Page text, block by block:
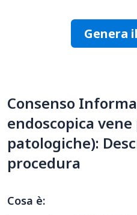
Genera
Consenso
endoscopica
patologiche):
procedura
Cosa è: